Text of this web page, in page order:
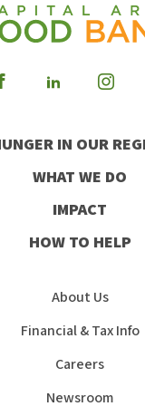
Visit
Facebook
Visit
LinkedIn
Visit
IN OUR
WHAT WE DO
IMPACT
HOW TO HELP
About Us
Financial & Tax Info
Careers
Newsroom